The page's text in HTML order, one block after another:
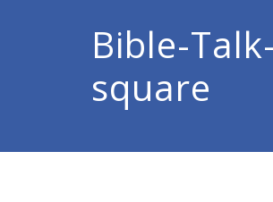
Bible-
square